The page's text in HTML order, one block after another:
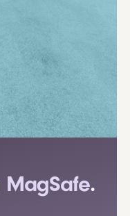
MagSafe.